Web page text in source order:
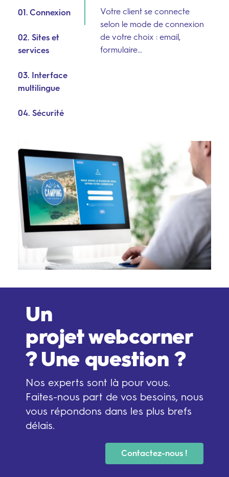
01. Connexion
02. Sites et
services
03. Interface
multilingue
04. Sécurité
Votre client se connecte
selon le mode de connexion
de votre choix : email,
formulaire…
Un
projet webcorner
? Une question ?
Nos experts sont là pour vous.
Faites-nous part de vos besoins, nous
vous répondons dans les plus brefs
délais.
Contactez-nous !